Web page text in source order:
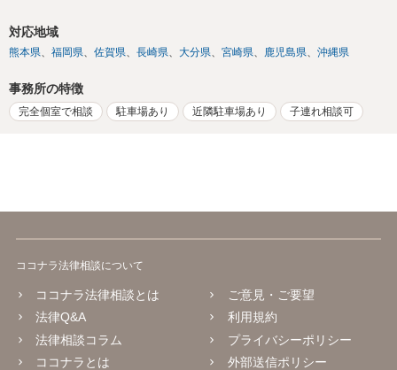
対応地域
熊本県 福岡県 佐賀県 長崎県 大分県 宮崎県 鹿児島県 沖縄県
事務所の特徴
完全個室で相談 駐車場あり 近隣駐車場あり 子連れ相談可
ココナラ法律相談について
ココナラ法律相談とは
法律Q&A
法律相談コラム
ココナラとは
ご意見・ご要望
利用規約
プライバシーポリシー
外部送信ポリシー